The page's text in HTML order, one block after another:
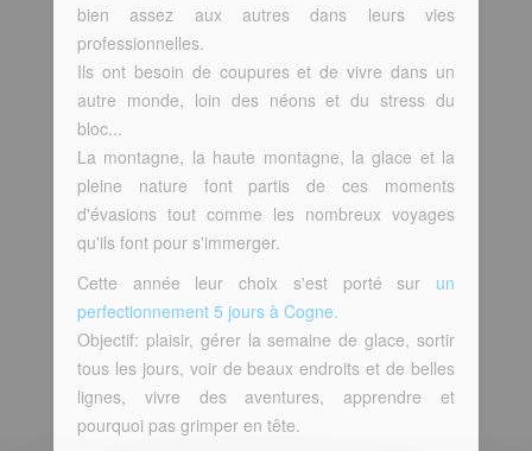
bien assez aux autres dans leurs vies
professionnelles.
Ils ont besoin de coupures et de vivre dans un
autre monde, loin des néons et du stress du
bloc...
La montagne, la haute montagne, la glace et la
pleine nature font partis de ces moments
d'évasions tout comme les nombreux voyages
qu'ils font pour s'immerger.
Cette année leur choix s'est porté sur un
perfectionnement 5 jours à Cogne.
Objectif: plaisir, gérer la semaine de glace, sortir
tous les jours, voir de beaux endroits et de belles
lignes, vivre des aventures, apprendre et
pourquoi pas grimper en tête.